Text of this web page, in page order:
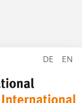
DE EN